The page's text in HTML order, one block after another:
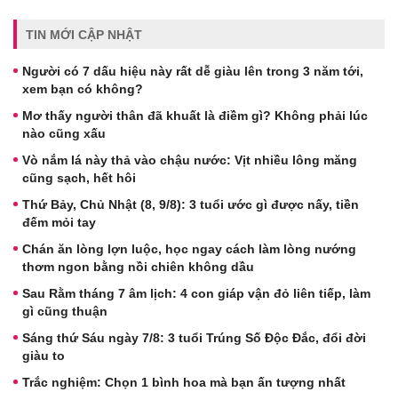
TIN MỚI CẬP NHẬT
Người có 7 dấu hiệu này rất dễ giàu lên trong 3 năm tới,
xem bạn có không?
Mơ thấy người thân đã khuất là điềm gì? Không phải lúc
nào cũng xấu
Vò nắm lá này thả vào chậu nước: Vịt nhiều lông măng
cũng sạch, hết hôi
Thứ Bảy, Chủ Nhật (8, 9/8): 3 tuổi ước gì được nấy, tiền
đếm mỏi tay
Chán ăn lòng lợn luộc, học ngay cách làm lòng nướng
thơm ngon bằng nồi chiên không dầu
Sau Rằm tháng 7 âm lịch: 4 con giáp vận đỏ liên tiếp, làm
gì cũng thuận
Sáng thứ Sáu ngày 7/8: 3 tuổi Trúng Số Độc Đắc, đổi đời
giàu to
Trắc nghiệm: Chọn 1 bình hoa mà bạn ấn tượng nhất